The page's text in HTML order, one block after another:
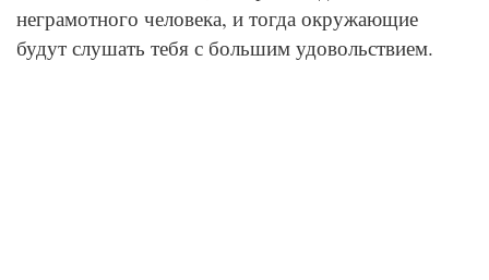
неграмотного человека, и тогда окружающие
будут слушать тебя с большим удовольствием.